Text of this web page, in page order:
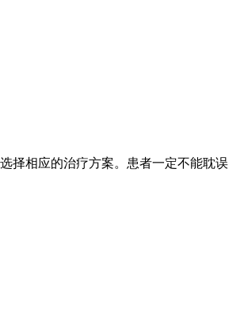
择相应的治疗方案。患者一定不能耽误